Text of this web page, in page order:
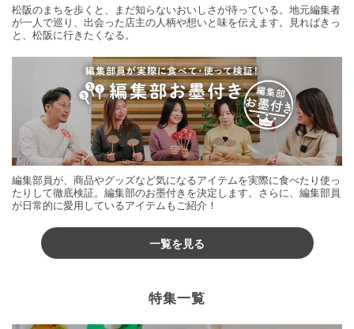
松阪のまちを歩くと、まだ知らないおいしさが待っている。地元編集者
が一人で巡り、出会った店主の人柄や想いと味を伝えます。見ればきっ
と、松阪に行きたくなる。
編集部員が、商品やグッズなど気になるアイテムを実際に食べたり使っ
たりして徹底検証。編集部のお墨付きを決定します。さらに、編集部員
が日常的に愛用しているアイテムもご紹介！
一覧を見る
特集一覧